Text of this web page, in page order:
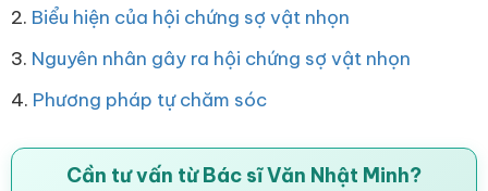
2. Biểu hiện của hội chứng sợ vật nhọn
3. Nguyên nhân gây ra hội chứng sợ vật nhọn
4. Phương pháp tự chăm sóc
Cần tư vấn từ Bác sĩ Văn Nhật Minh?